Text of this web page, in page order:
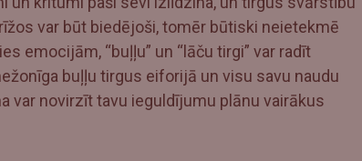
var būt biedējoši, tomēr būtiski neietekmē
emocijām, “buļļu” un “lāču tirgi” var radīt
buļļu tirgus eiforijā un visu savu naudu
var novirzīt tavu ieguldījumu plānu vairākus